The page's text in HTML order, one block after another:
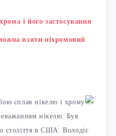
і його застосування
взяти ніхромовий
сплав нікелю і хрому
нікелю. Був
століття в США. Володіє